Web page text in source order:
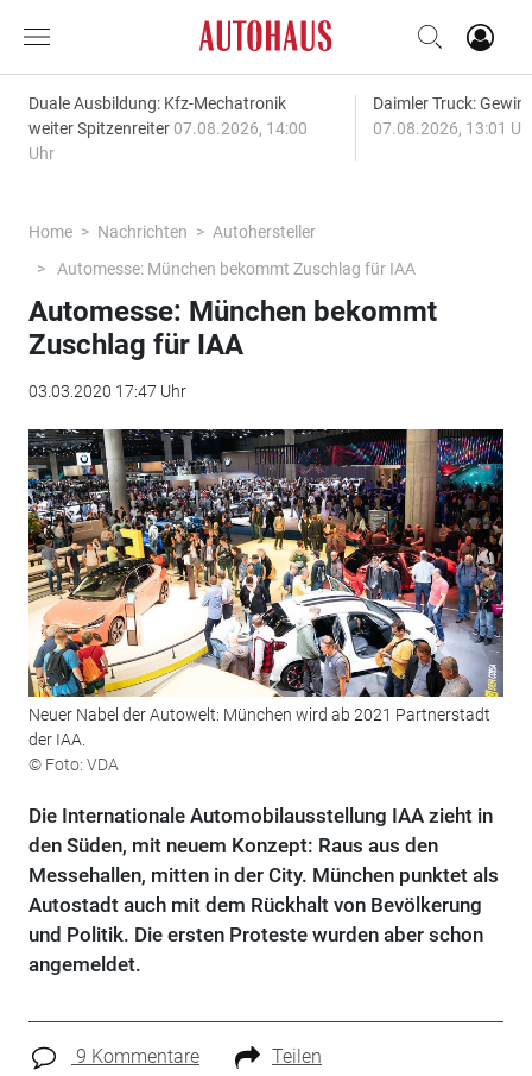
Duale Ausbildung: Kfz-Mechatronik
weiter Spitzenreiter 07.08.2026, 14:00
Uhr
Daimler Truck:
07.08.2026, 13:01
Home Nachrichten
Autohersteller
Automesse: München bekommt Zuschlag für IAA
Automesse: München bekommt
Zuschlag für IAA
03.03.2020 17:47 Uhr
Neuer Nabel der Autowelt: München wird ab 2021 Partnerstadt
der IAA.
© Foto: VDA
Die Internationale Automobilausstellung IAA zieht in
den Süden, mit neuem Konzept: Raus aus den
Messehallen, mitten in der City. München punktet als
Autostadt auch mit dem Rückhalt von Bevölkerung
und Politik. Die ersten Proteste wurden aber schon
angemeldet.
9 Kommentare Teilen